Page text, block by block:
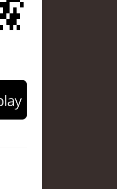
app-store.png